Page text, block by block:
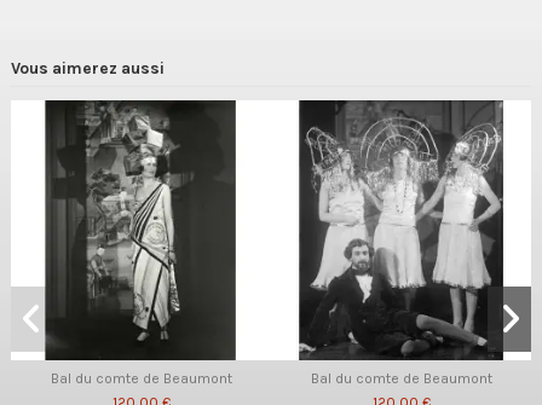
Vous aimerez aussi
Bal du comte de Beaumont
Bal du comte de Beaumont